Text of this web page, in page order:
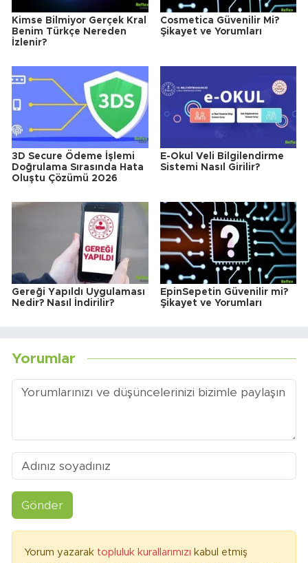
Kimse Bilmiyor Gerçek Kral
Benim Türkçe Nereden
İzlenir?
Cosmetica Güvenilir Mi?
Şikayet ve Yorumları
3D Secure Ödeme İşlemi
Doğrulama Sırasında Hata
Oluştu Çözümü 2026
E-Okul Veli Bilgilendirme
Sistemi Nasıl Girilir?
Gereği Yapıldı Uygulaması
Nedir? Nasıl İndirilir?
EpinSepetin Güvenilir mi?
Şikayet ve Yorumları
Yorumlar
Gönder
Yorum yazarak topluluk kurallarımızı kabul etmiş